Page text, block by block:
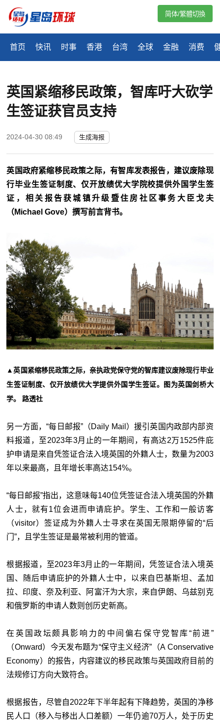
首页 快讯 时事 香港 台湾 全球 金融 消费
简体/繁體切換
英国紧缩移民政策，智库吁大砍学
生签证获官员支持
2024-04-30 08:49 生成海报
英国政府紧缩移民政策之际，有智库发表报告，建议废除现
行毕业生签证制度、仅开放绩优大学院校提供外国学生签
证，相关报告获城镇升级暨住房社区事务大臣戈夫
（Michael Gove）撰写前言背书。
▲英国紧缩移民政策之际，亲执政党保守党的智库建议废除现行毕业
生签证制度、仅开放绩优大学提供外国学生签证。图为英国剑桥大
学。 路透社
另一方面，“每日邮报”（Daily Mail）援引英国内政部内部资
料报道，至2023年3月止的一年期间，有高达2万1525件庇
护申请是来自凭签证合法入境英国的外籍人士，数量为2003
年以来最高，且年增长率高达154%。
“每日邮报”指出，这意味每140位凭签证合法入境英国的外籍
人士，就有1位会进而申请庇护。学生、工作和一般访客
（visitor）签证成为外籍人士寻求在英国无限期停留的“后
门”，且学生签证是最常被利用的管道。
根据报道，至2023年3月止的一年期间，凭签证合法入境英
国、随后申请庇护的外籍人士中，以来自巴基斯坦、孟加
拉、印度、奈及利亚、阿富汗为大宗，来自伊朗、乌兹别克
和俄罗斯的申请人数则创历史新高。
在英国政坛颇具影响力的中间偏右保守党智库“前进”
（Onward）今天发布题为“保守主义经济”（A Conservative
Economy）的报告，内容建议的移民政策与英国政府目前的
法规修订方向大致符合。
根据报告，尽管自2022年下半年起有下降趋势，英国的净移
民人口（移入与移出人口差额）一年仍逾70万人，处于历史